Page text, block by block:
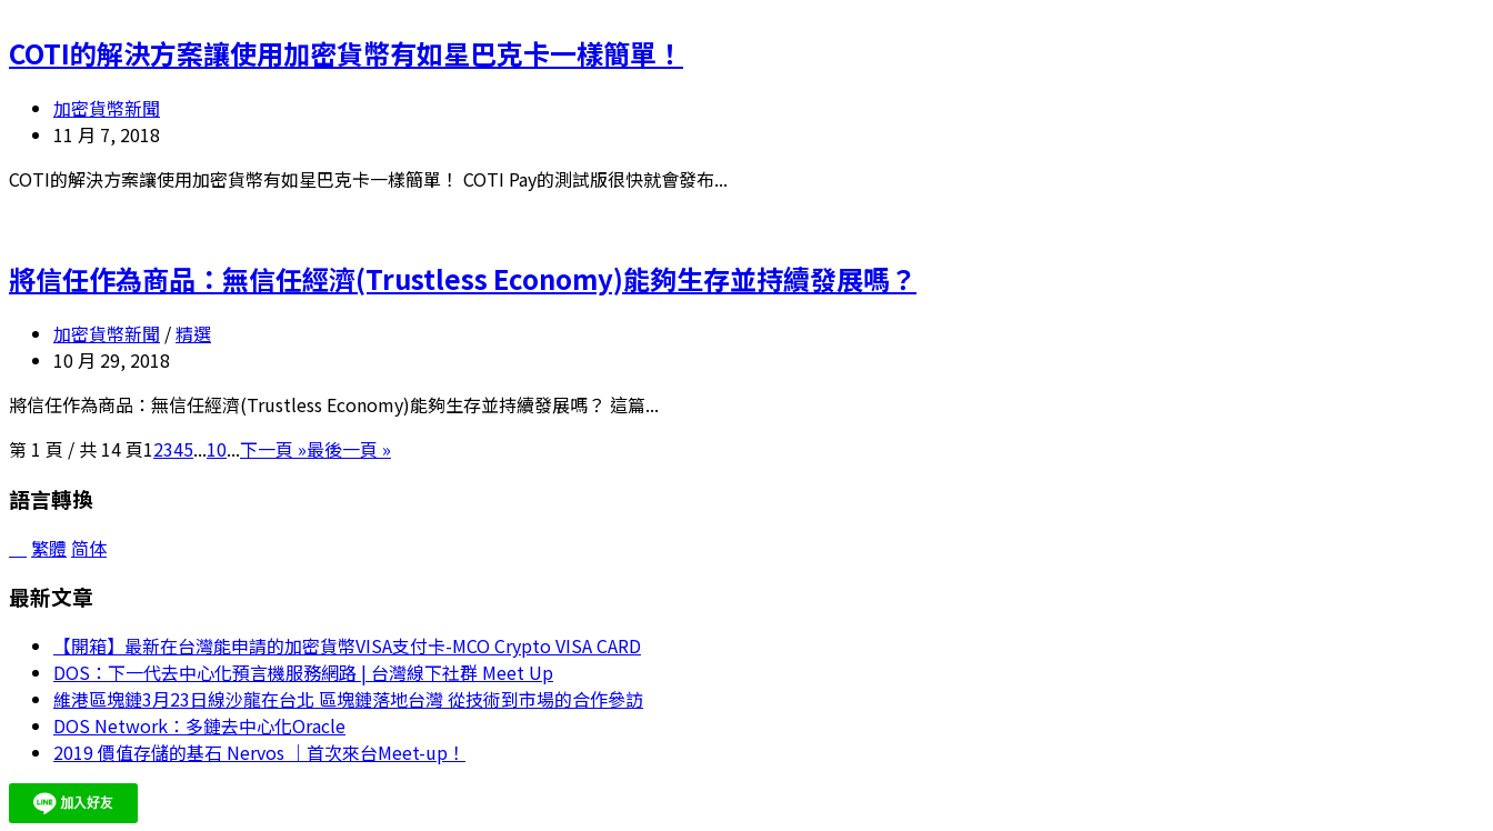
COTI的解決方案讓使用加密貨幣有如星巴克卡一樣簡單！
加密貨幣新聞
11 月 7, 2018
COTI的解決方案讓使用加密貨幣有如星巴克卡一樣簡單！ COTI Pay的測試版很快就會發布...
將信任作為商品：無信任經濟(Trustless Economy)能夠生存並持續發展嗎？
加密貨幣新聞 /精選
10 月 29, 2018
將信任作為商品：無信任經濟(Trustless Economy)能夠生存並持續發展嗎？ 這篇...
第 1 頁 / 共 14 頁12345...10...下一頁 »最後一頁 »
語言轉換
繁體 简体
最新文章
【開箱】最新在台灣能申請的加密貨幣VISA支付卡-MCO Crypto VISA CARD
DOS：下一代去中心化預言機服務網路 | 台灣線下社群 Meet Up
維港區塊鏈3月23日線沙龍在台北 區塊鏈落地台灣 從技術到市場的合作參訪
DOS Network：多鏈去中心化Oracle
2019 價值存儲的基石 Nervos ｜首次來台Meet-up！